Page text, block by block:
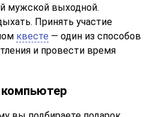
мужской выходной.
Принять участие
квесте — один из способов
и провести время